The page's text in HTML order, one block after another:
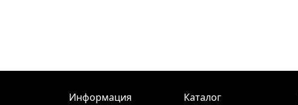
Информация
Каталог